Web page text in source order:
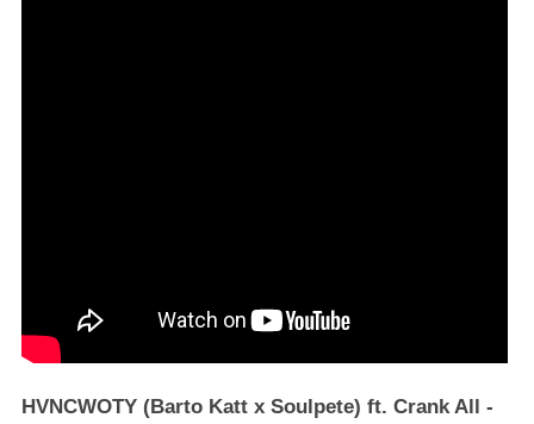
HVNCWOTY (Barto Katt x Soulpete) ft. Crank All -